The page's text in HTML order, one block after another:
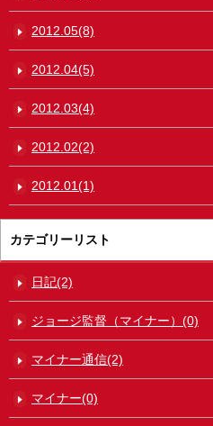
2012.05(8)
2012.04(5)
2012.03(4)
2012.02(2)
2012.01(1)
カテゴリーリスト
日記(2)
ジョージ監督（マイナー）(0)
マイナー通信(2)
マイナー(0)